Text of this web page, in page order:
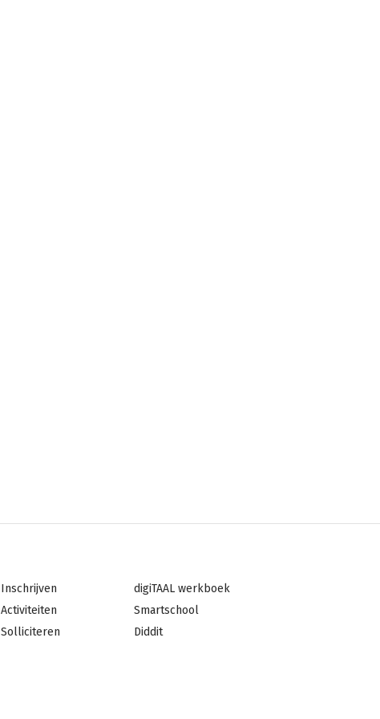
Footer
midden
Inschrijven
Activiteiten
Solliciteren
Footer
navigation
2
digiTAAL werkboek
Smartschool
Diddit